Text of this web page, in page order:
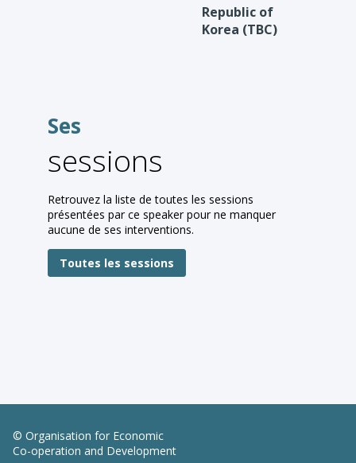
Republic of
Korea (TBC)
Ses
sessions
Retrouvez la liste de toutes les sessions
présentées par ce speaker pour ne manquer
aucune de ses interventions.
Toutes les sessions
© Organisation for Economic
Co-operation and Development